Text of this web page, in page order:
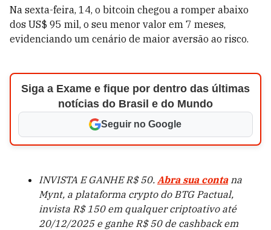
Na sexta-feira, 14, o bitcoin chegou a romper abaixo
dos US$ 95 mil, o seu menor valor em 7 meses,
evidenciando um cenário de maior aversão ao risco.
Siga a Exame e fique por dentro das últimas
notícias do Brasil e do Mundo
Seguir no Google
INVISTA E GANHE R$ 50. Abra sua contana
Mynt, a plataforma crypto do BTG Pactual,
invista R$ 150 em qualquer criptoativo até
20/12/2025 e ganhe R$ 50 de cashback em